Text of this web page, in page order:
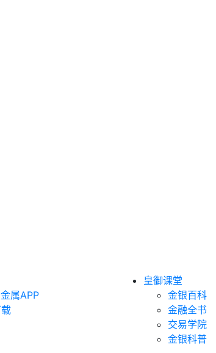
属APP
皇御课堂
金银百科
金融全书
交易学院
金银科普